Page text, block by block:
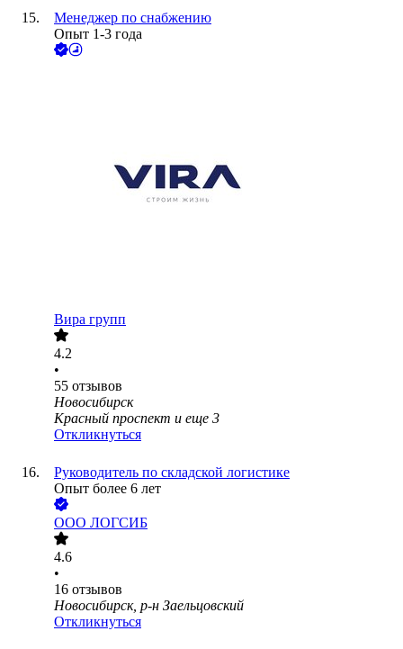
Менеджер по снабжению
Опыт 1-3 года
Вира групп
4.2
•
55 отзывов
Новосибирск
Красный проспект и еще 3
Откликнуться
Руководитель по складской логистике
Опыт более 6 лет
ООО ЛОГСИБ
4.6
•
16 отзывов
Новосибирск, р-н Заельцовский
Откликнуться